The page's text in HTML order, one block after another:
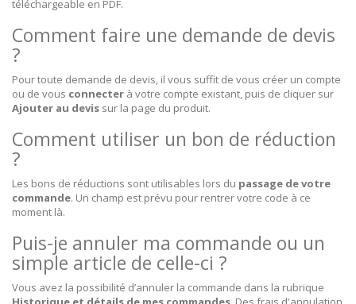
téléchargeable en PDF.
Comment faire une demande de devis
?
Pour toute demande de devis, il vous suffit de vous créer un compte
ou de vous connecter à votre compte existant, puis de cliquer sur
Ajouter au devis sur la page du produit.
Comment utiliser un bon de réduction
?
Les bons de réductions sont utilisables lors du passage de votre
commande. Un champ est prévu pour rentrer votre code à ce
moment là.
Puis-je annuler ma commande ou un
simple article de celle-ci ?
Vous avez la possibilité d’annuler la commande dans la rubrique